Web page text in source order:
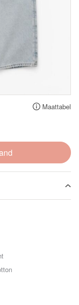
Maattabel